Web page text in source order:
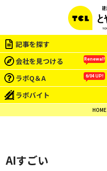
記事を探す
会社を見つける
Renewal!
ラボQ＆A 6/04 UP!
ラボバイト
HOME
AIすごい
この会社をもっと研究する